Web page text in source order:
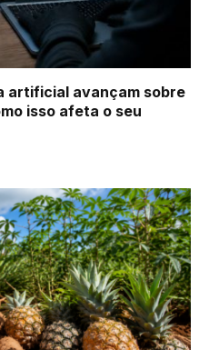
artificial avançam sobre
isso afeta o seu